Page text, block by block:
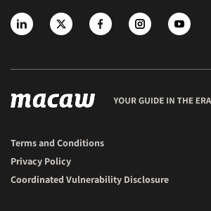
Terms and Conditions
Privacy Policy
Coordinated Vulnerability Disclosure